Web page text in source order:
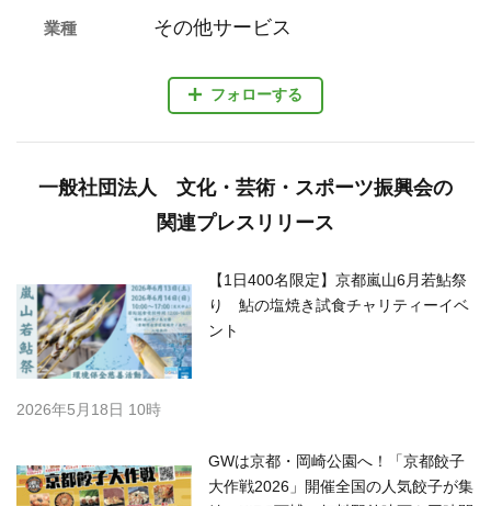
フォローする
業種 その他サービス
一般社団法人 文化・芸術・スポーツ振興会の
関連プレスリリース
【1日400名限定】京都嵐山6月若鮎祭
り 鮎の塩焼き試食チャリティーイベ
ント
2026年5月18日 10時
GWは京都・岡崎公園へ！「京都餃子
大作戦2026」開催全国の人気餃子が集